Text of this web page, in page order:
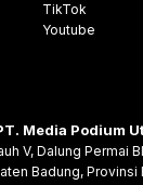
TikTok
Youtube
Media Podium
V, Dalung Permai
Badung, Provinsi